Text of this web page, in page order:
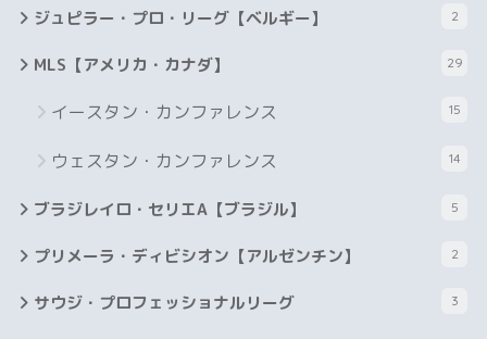
ジュピラー・プロ・リーグ【ベルギー】 2
MLS【アメリカ・カナダ】 29
イースタン・カンファレンス 15
ウェスタン・カンファレンス 14
ブラジレイロ・セリエA【ブラジル】 5
プリメーラ・ディビシオン【アルゼンチン】 2
サウジ・プロフェッショナルリーグ 3